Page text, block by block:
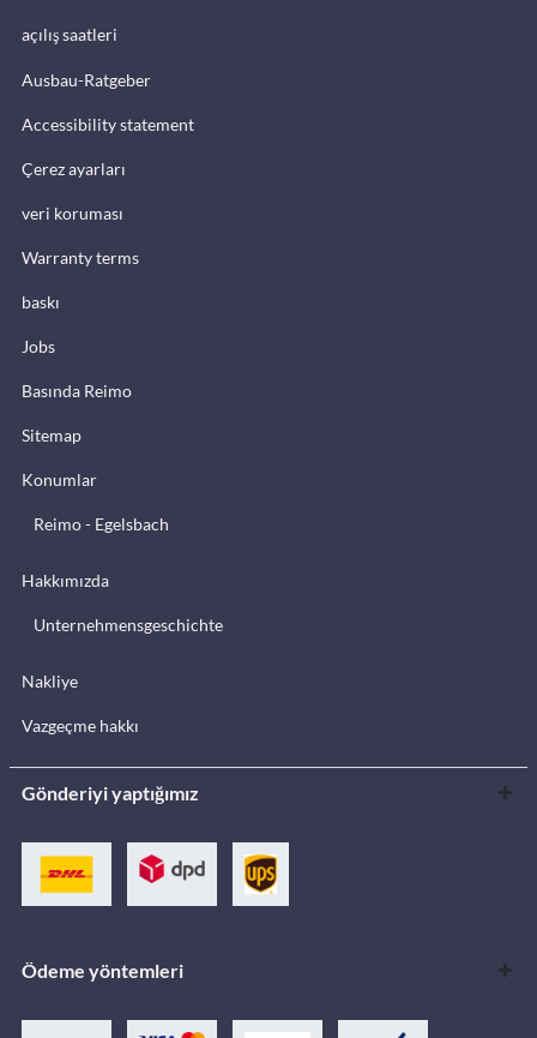
açılış saatleri
Ausbau-Ratgeber
Accessibility statement
Çerez ayarları
veri koruması
Warranty terms
baskı
Jobs
Basında Reimo
Sitemap
Konumlar
Reimo - Egelsbach
Hakkımızda
Unternehmensgeschichte
Nakliye
Vazgeçme hakkı
Gönderiyi yaptığımız
Ödeme yöntemleri